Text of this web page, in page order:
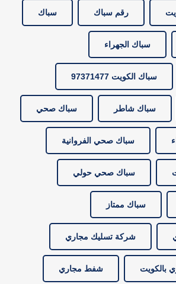
رقم سباك سباك
سباك الجهراء
سباك الكويت 97371477
سباك شاطر سباك صحي
سباك صحي الفروانية
سباك صحي حولي
سباك ممتاز
شركة تسليك مجاري
بالكويت شفط مجاري